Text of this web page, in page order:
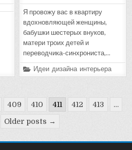
Я провожу вас в квартиру
вдохновляющей женщины,
бабушки шестерых внуков,
матери троих детей и
переводчика-синхрониста,…
Posted
in
Идеи дизайна интерьера
409 410 411 412 413 …
Older posts →